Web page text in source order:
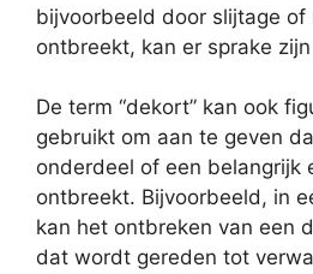
bijvoorbeeld door slijtage of
ontbreekt, kan er sprake zijn
De term “dekort” kan ook
gebruikt om aan te geven
onderdeel of een belangrijk
ontbreekt. Bijvoorbeeld, in
kan het ontbreken van een
dat wordt gereden tot